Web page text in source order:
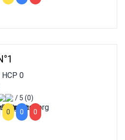
0
/ 5 (0)
0 0 0